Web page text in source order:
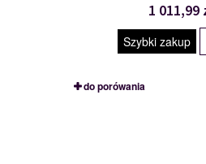
1 011,99
Szybki zakup
do porówania